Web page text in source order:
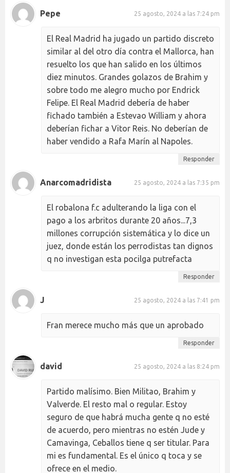
Pepe 25 agosto, 2024 a las 7:24 pm
El Real Madrid ha jugado un partido discreto
similar al del otro día contra el Mallorca, han
resuelto los que han salido en los últimos
diez minutos. Grandes golazos de Brahim y
sobre todo me alegro mucho por Endrick
Felipe. El Real Madrid debería de haber
fichado también a Estevao William y ahora
deberían fichar a Vitor Reis. No deberían de
haber vendido a Rafa Marín al Napoles.
Responder
Anarcomadridista 25 agosto, 2024 a las 7:35 pm
El robalona f.c adulterando la liga con el
pago a los arbritos durante 20 años...7,3
millones corrupción sistemática y lo dice un
juez, donde están los perrodistas tan dignos
q no investigan esta pocilga putrefacta
Responder
J 25 agosto, 2024 a las 7:41 pm
Fran merece mucho más que un aprobado
Responder
david 25 agosto, 2024 a las 8:24 pm
Partido malísimo. Bien Militao, Brahim y
Valverde. El resto mal o regular. Estoy
seguro de que habrá mucha gente q no esté
de acuerdo, pero mientras no estén Jude y
Camavinga, Ceballos tiene q ser titular. Para
mi es fundamental. Es el único q toca y se
ofrece en el medio.